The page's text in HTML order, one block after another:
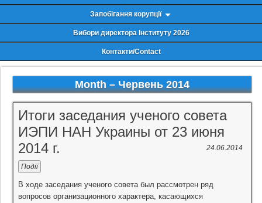
Запобігання корупції
Вибори директора Інституту 2026
Контакти/Contact
Month – Червень 2014
Итоги заседания ученого совета
ИЭПИ НАН Украины от 23 июня
2014 г.
24.06.2014
Події
В ходе заседания ученого совета был рассмотрен ряд
вопросов организационного характера, касающихся